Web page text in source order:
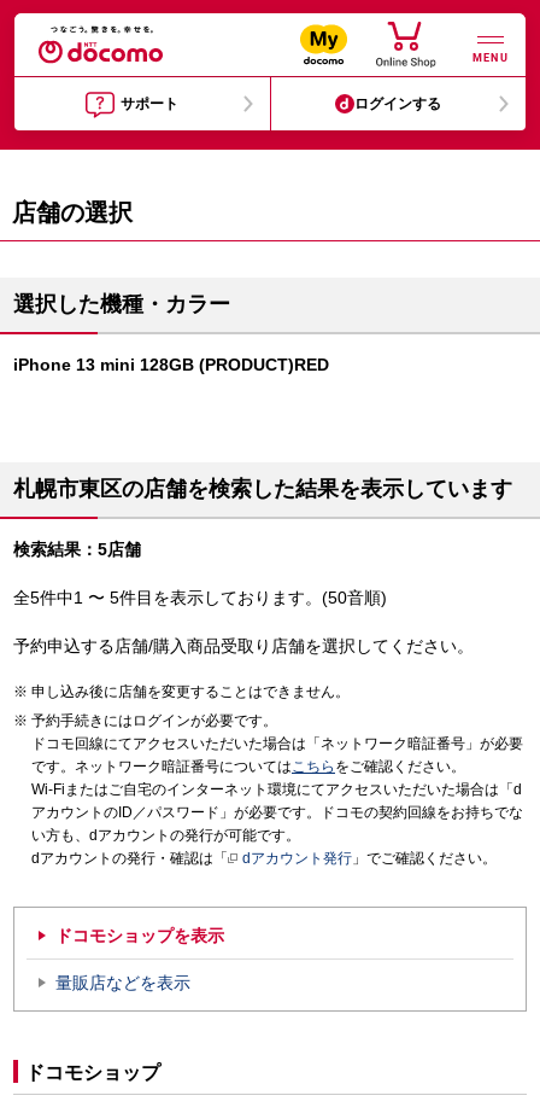
MENU
サポート ログインする
店舗の選択
選択した機種・カラー
iPhone 13 mini 128GB (PRODUCT)RED
札幌市東区の店舗を検索した結果を表示しています
検索結果：5店舗
全5件中1 〜 5件目を表示しております。(50音順)
予約申込する店舗/購入商品受取り店舗を選択してください。
申し込み後に店舗を変更することはできません。
予約手続きにはログインが必要です。
ドコモ回線にてアクセスいただいた場合は「ネットワーク暗証番号」が必要
です。ネットワーク暗証番号についてはこちら をご確認ください。
Wi-Fiまたはご自宅のインターネット環境にてアクセスいただいた場合は「d
アカウントのID／パスワード」が必要です。ドコモの契約回線をお持ちでな
い方も、dアカウントの発行が可能です。
dアカウントの発行・確認は「
dアカウント発行 」でご確認ください。
ドコモショップを表示
量販店などを表示
ドコモショップ